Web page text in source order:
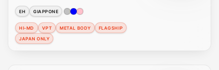
EH GIAPPONE
HI-MD VPT METAL BODY
FLAGSHIP
JAPAN ONLY